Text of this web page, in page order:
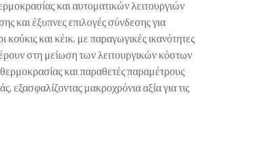
και αυτοματικών λειτουργιών
και έξυπνες επιλογές σύνδεσης για
και κέικ, με παραγωγικές ικανότητες
στη μείωση των λειτουργικών κόστων
και παραθετές παραμέτρους
μακροχρόνια αξία για τις